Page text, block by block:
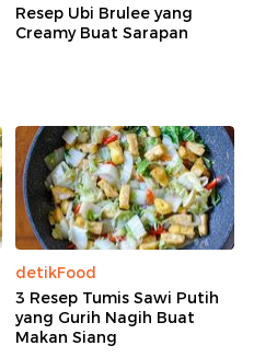
Resep Ubi Brulee yang
Creamy Buat Sarapan
detikFood
3 Resep Tumis Sawi Putih
yang Gurih Nagih Buat
Makan Siang